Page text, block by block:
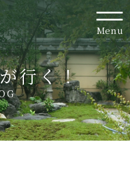
Menu
行く！